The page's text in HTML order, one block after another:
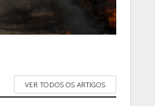
VER TODOS OS ARTIGOS